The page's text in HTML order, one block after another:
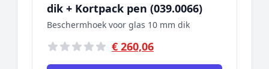
dik + Kortpack pen (039.0066)
Beschermhoek voor glas 10 mm dik
€ 260,06